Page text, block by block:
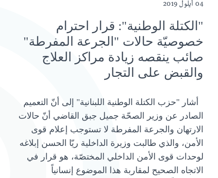
04 أيلول 2019
"الكتلة الوطنية": قرار احترام
خصوصيّة حالات "الجرعة المفرطة"
صائب ينقصه زيادة مراكز العلاج
والقبض على التجار
أشار "حزب الكتلة الوطنية اللبنانية" إلى أنّ التعميم
الصادر عن وزير الصحّة جميل جبق القاضي أنّ حالات
الارتهان والجرعة المفرطة لا تستوجب إعلام قوى
الأمن، والذي طالبت وزيرة الداخلية ريّا الحسن إبلاغه
لوحدات قوى الأمن الداخلي المختصّة، هو قرار في
الاتجاه الصحيح لمقاربة هذا الموضوع إنسانياً